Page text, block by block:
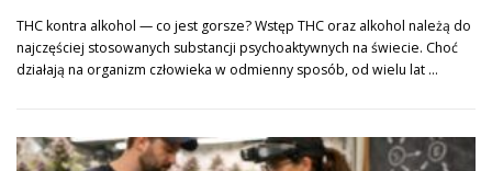
THC kontra alkohol — co jest gorsze? Wstęp THC oraz alkohol należą do
najczęściej stosowanych substancji psychoaktywnych na świecie. Choć
działają na organizm człowieka w odmienny sposób, od wielu lat …